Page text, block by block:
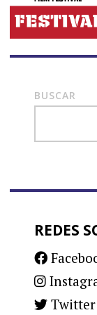
BUSCAR
REDES
Twitter